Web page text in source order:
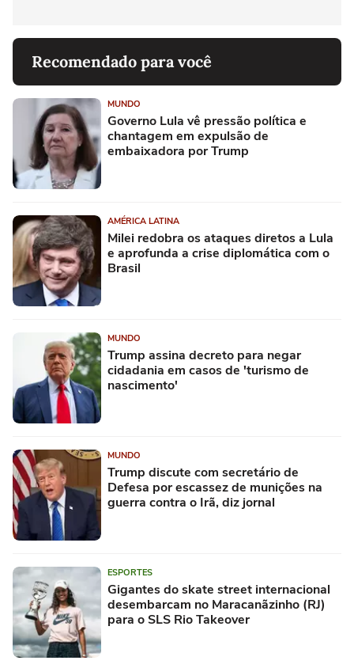
Recomendado para você
MUNDO
Governo Lula vê pressão política e
chantagem em expulsão de
embaixadora por Trump
AMÉRICA LATINA
Milei redobra os ataques diretos a Lula
e aprofunda a crise diplomática com o
Brasil
MUNDO
Trump assina decreto para negar
cidadania em casos de 'turismo de
nascimento'
MUNDO
Trump discute com secretário de
Defesa por escassez de munições na
guerra contra o Irã, diz jornal
ESPORTES
Gigantes do skate street internacional
desembarcam no Maracanãzinho (RJ)
para o SLS Rio Takeover